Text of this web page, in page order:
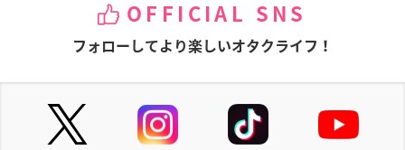
OFFICIAL SNS
フォローしてより楽しいオタクライフ！